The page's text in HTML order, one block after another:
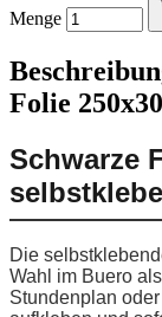
Menge
Folie
Schwarze
Die
Wahl im Buero
Stundenplan